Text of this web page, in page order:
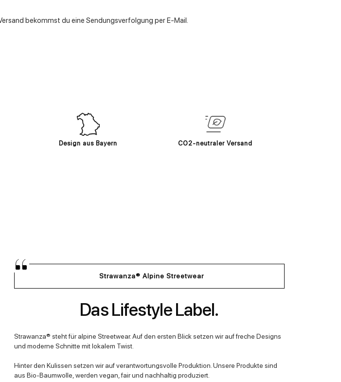
bekommst du eine Sendungsverfolgung per E-Mail.
Design aus Bayern CO2-neutraler Versand
Strawanza® Alpine Streetwear
Das Lifestyle Label.
Strawanza® steht für alpine Streetwear. Auf den ersten Blick setzen wir auf freche Designs
und moderne Schnitte mit lokalem Twist.
Hinter den Kulissen setzen wir auf verantwortungsvolle Produktion. Unsere Produkte sind
aus Bio-Baumwolle, werden vegan, fair und nachhaltig produziert.